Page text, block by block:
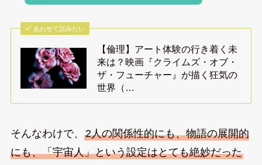
あわせて読みたい
【倫理】アート体験の行き着く未
来は？映画『クライムズ・オブ・
ザ・フューチャー』が描く狂気の
世界（…
そんなわけで、 2人の関係性的にも、物語の展開的
にも、「宇宙人」という設定はとても絶妙だった